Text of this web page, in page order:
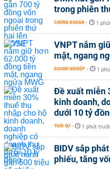
trong phiên
CHỨNG KHOÁN - 1
VNPT nắm
mặt, ngang
DOANH NGHIỆP - 1
Đề xuất miễn
kinh doanh,
dưới 10 tỷ
THỜI SỰ - 1 phút
BIDV sắp
phiếu, tăng